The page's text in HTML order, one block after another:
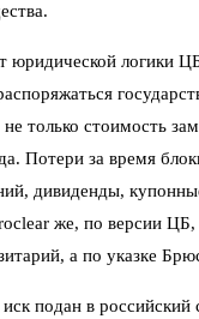
юридической логики
только стоимость
Потери за время
дивиденды,
же, по версии ЦБ,
а по указке
подан в российский